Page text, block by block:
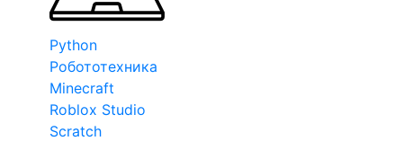
Python
Робототехника
Minecraft
Roblox Studio
Scratch